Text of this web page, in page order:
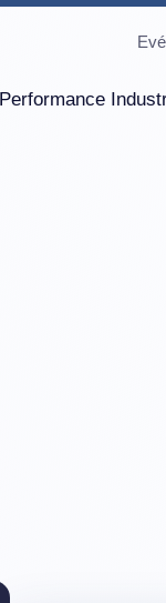
Performance